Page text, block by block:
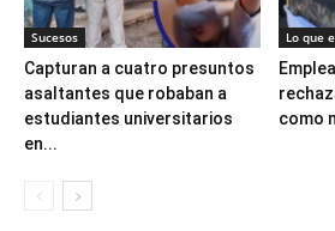
Sucesos
Capturan a cuatro presuntos
asaltantes que robaban a
estudiantes universitarios
en...
Lo que
como